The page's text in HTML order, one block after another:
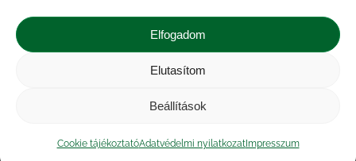
Elfogadom
Elutasítom
Beállítások
Cookie tájékoztatóAdatvédelmi nyilatkozatImpresszum
Kapcsolat |
tájékoztató